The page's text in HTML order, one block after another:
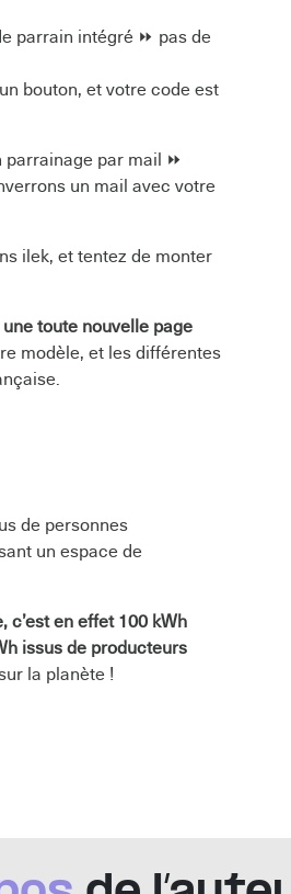
parrain intégré ⏩ pas de
bouton, et votre code est
par mail ⏩
un mail avec votre
ilek, et tentez de monter
toute nouvelle page
modèle, et les différentes
de personnes
un espace de
en effet 100 kWh
issus de producteurs
la planète !